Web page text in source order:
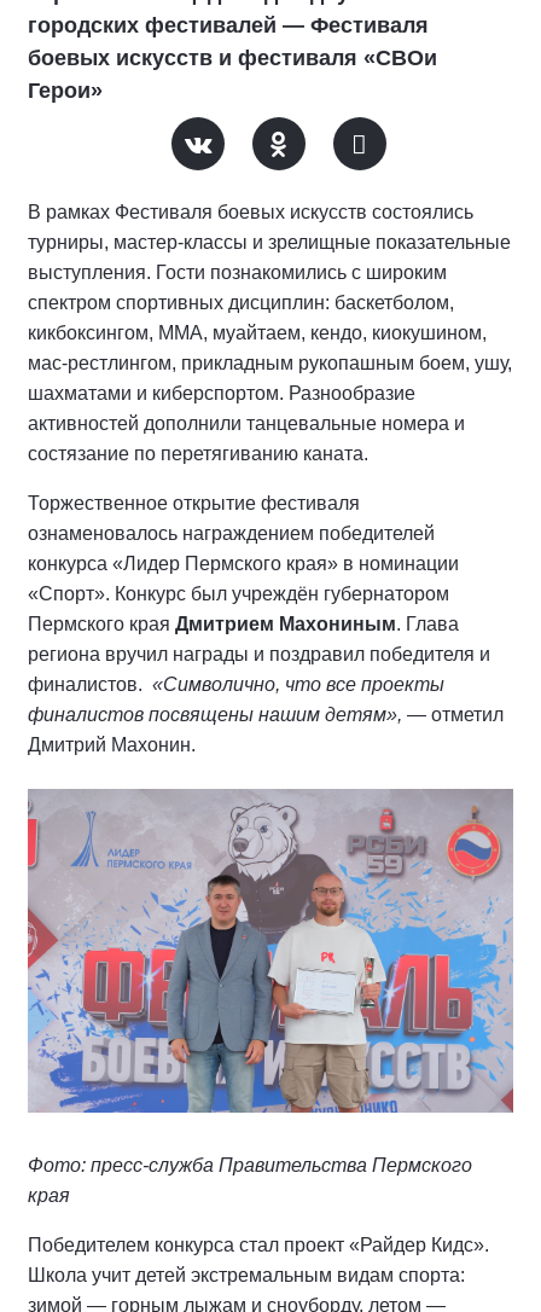
городских фестивалей — Фестиваля
боевых искусств и фестиваля «СВОи
Герои»
В рамках Фестиваля боевых искусств состоялись
турниры, мастер-классы и зрелищные показательные
выступления. Гости познакомились с широким
спектром спортивных дисциплин: баскетболом,
кикбоксингом, ММА, муайтаем, кендо, киокушином,
мас-рестлингом, прикладным рукопашным боем, ушу,
шахматами и киберспортом. Разнообразие
активностей дополнили танцевальные номера и
состязание по перетягиванию каната.
Торжественное открытие фестиваля
ознаменовалось награждением победителей
конкурса «Лидер Пермского края» в номинации
«Спорт». Конкурс был учреждён губернатором
Пермского края Дмитрием Махониным. Глава
региона вручил награды и поздравил победителя и
финалистов. «Символично, что все проекты
финалистов посвящены нашим детям», — отметил
Дмитрий Махонин.
Фото: пресс-служба Правительства Пермского
края
Победителем конкурса стал проект «Райдер Кидс».
Школа учит детей экстремальным видам спорта:
зимой — горным лыжам и сноуборду, летом —